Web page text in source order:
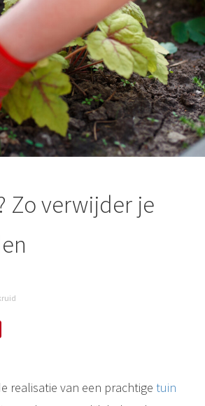
Zo verwijder je
realisatie van een prachtige tuin